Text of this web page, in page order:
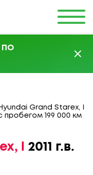
ПО
Grand Starex, I
пробегом 199 000 км
I 2011 г.в.